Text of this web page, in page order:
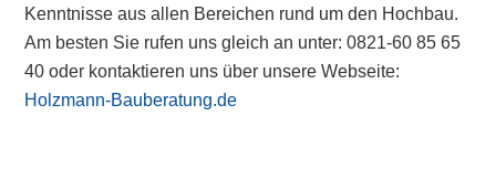
Kenntnisse aus allen Bereichen rund um den Hochbau.
Am besten Sie rufen uns gleich an unter: 0821-60 85 65
40 oder kontaktieren uns über unsere Webseite:
Holzmann-Bauberatung.de